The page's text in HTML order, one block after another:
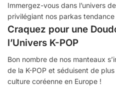
Immergez-vous dans l’univers
privilégiant nos parkas tendance
Craquez pour une
l’Univers K-POP
Bon nombre de nos manteaux
de la K-POP et séduisent de
culture coréenne en Europe !